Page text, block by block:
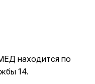
находится по
14.